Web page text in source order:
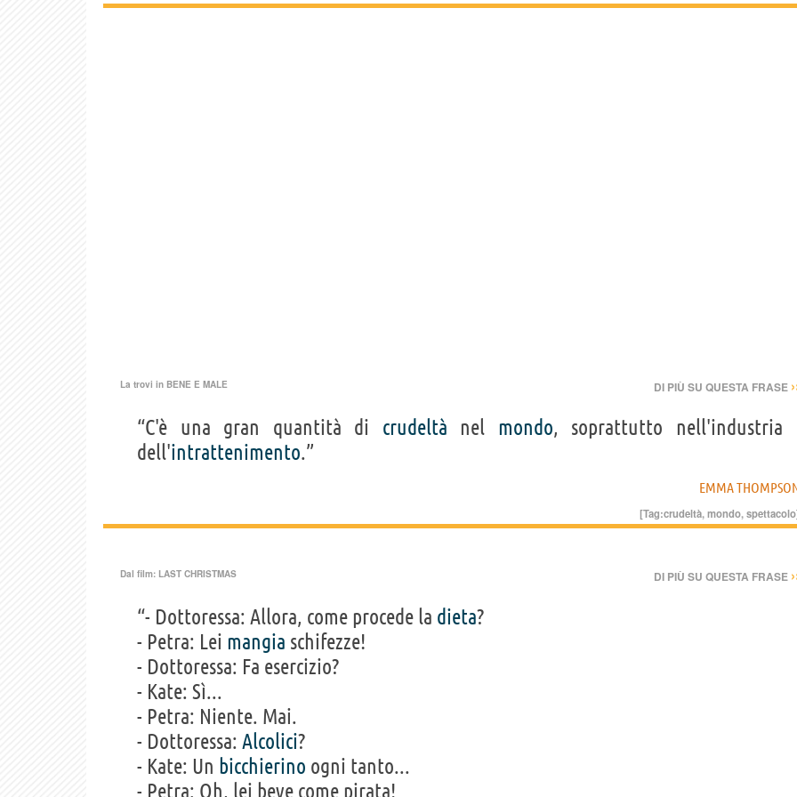
La trovi in BENE E MALE DI PIÙ SU QUESTA FRASE
“C'è una gran quantità di crudeltà nel mondo, soprattutto nell'industria
dell'intrattenimento.”
EMMA
[Tag:crudeltà,mondo,spettacolo
Dal film: LAST CHRISTMAS DI PIÙ SU QUESTA FRASE
“- Dottoressa: Allora, come procede la dieta?
- Petra: Lei mangia schifezze!
- Dottoressa: Fa esercizio?
- Kate: Sì...
- Petra: Niente. Mai.
- Dottoressa: Alcolici?
- Kate: Un bicchierino ogni tanto...
- Petra: Oh, lei beve come pirata!